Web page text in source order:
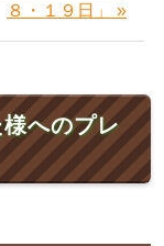
８・１９日」 »
へのプレ